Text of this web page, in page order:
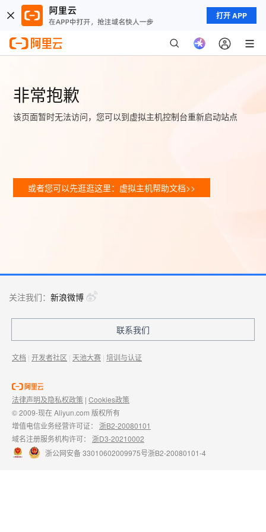
打开 APP
非常抱歉
该页面暂时无法访问，您可以到虚拟主机控制台重新启动站点
或者您可以先逛逛这里：虚拟主机帮助文档>>